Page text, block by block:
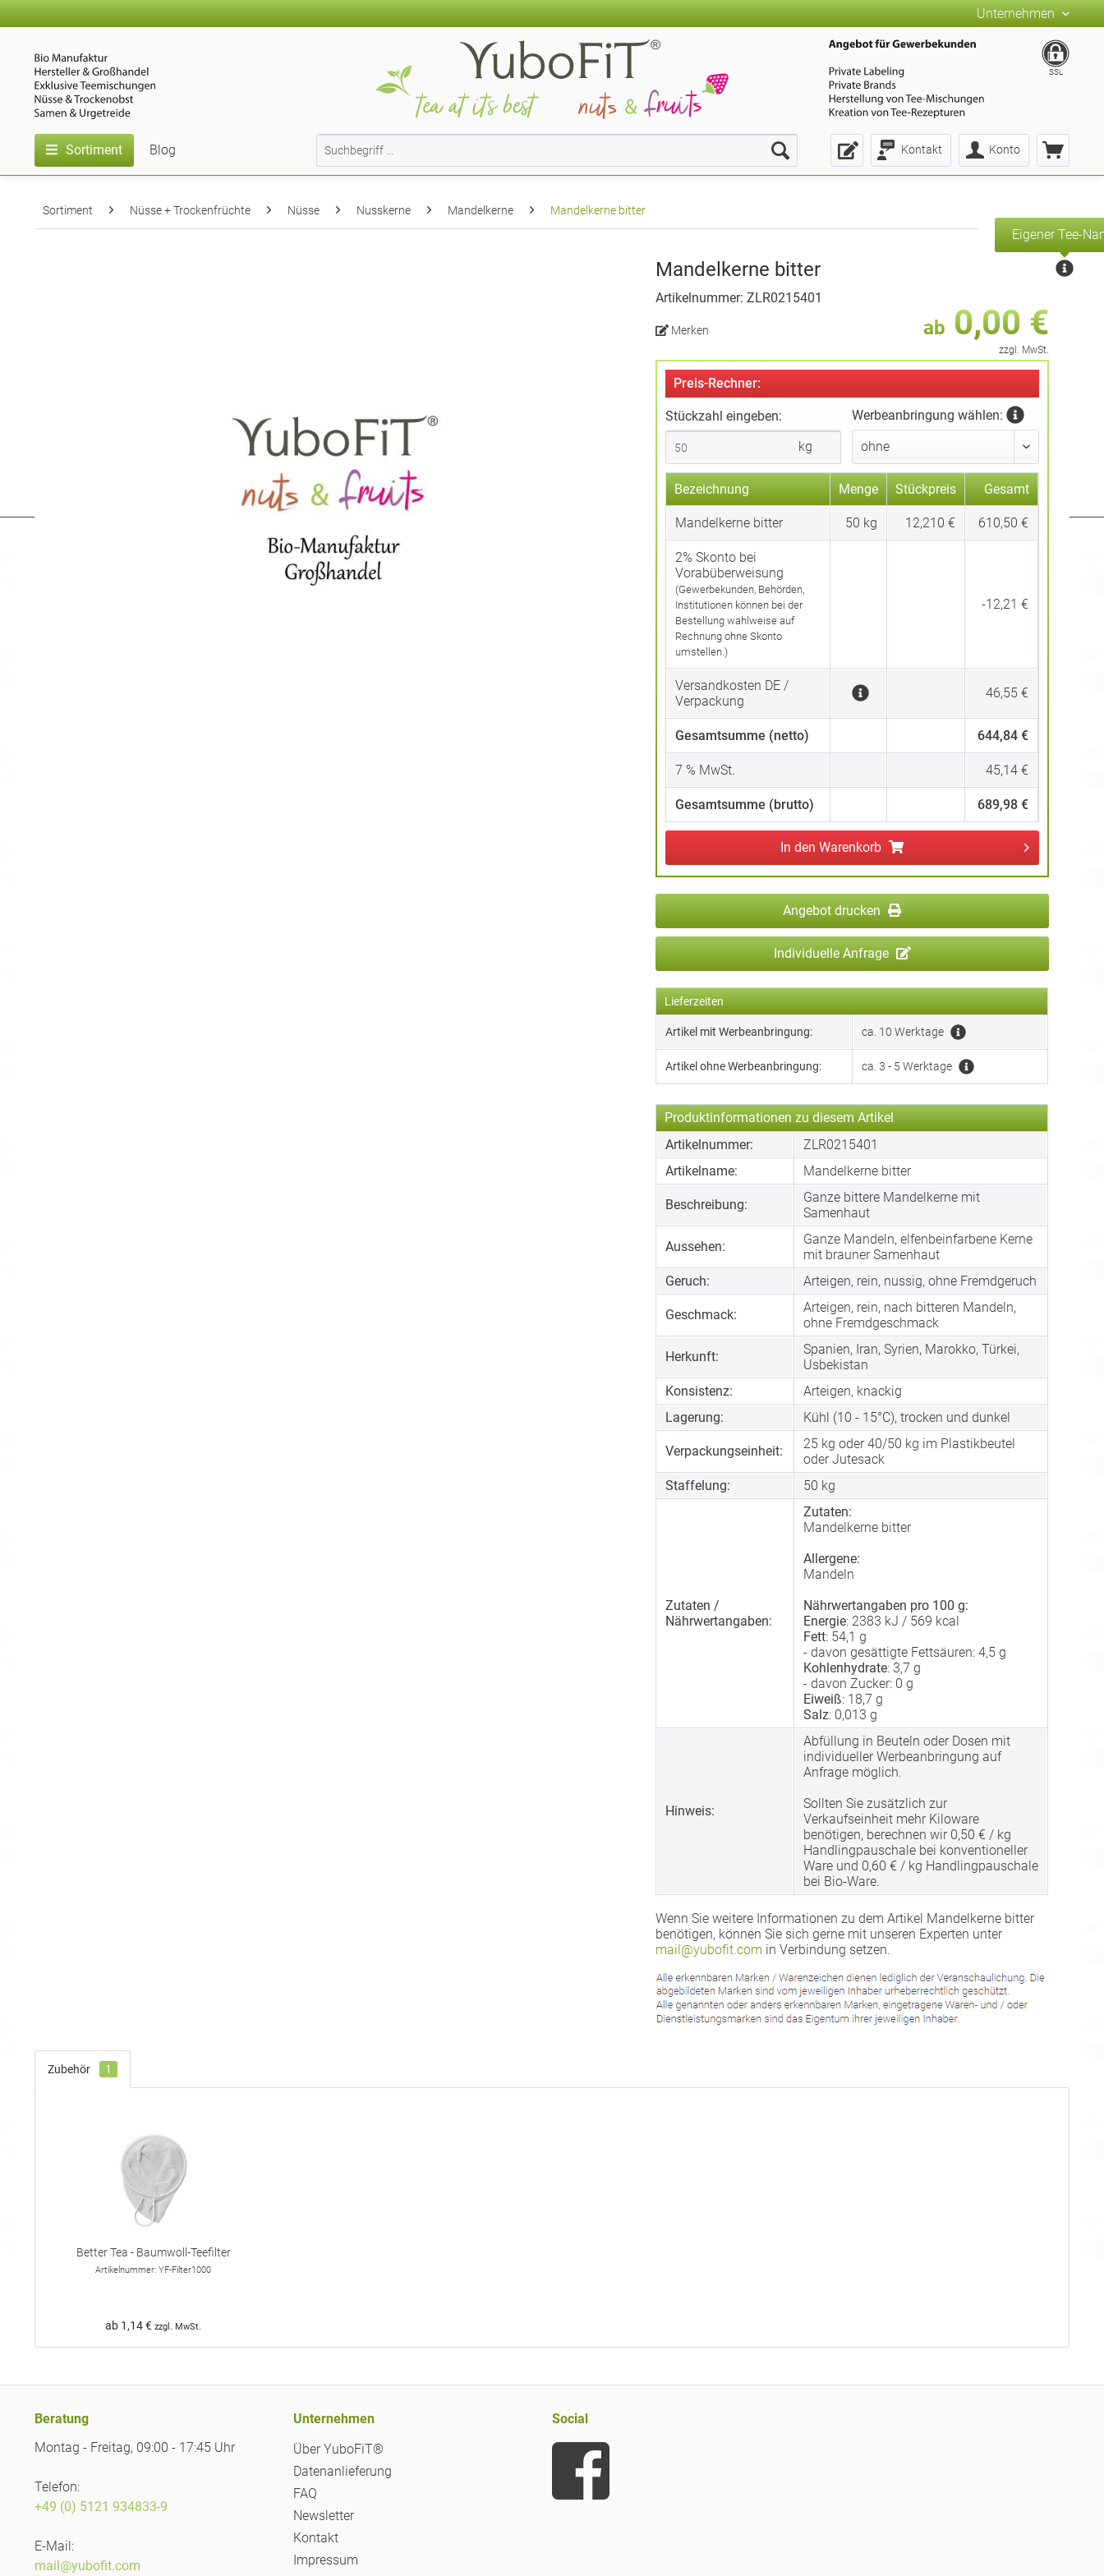
Unternehmen
Kontakt Konto
SSL
Sortiment Blog
Sortiment Nüsse + Trockenfrüchte Nüsse Nusskerne Mandelkerne Mandelkerne bitter
Mandelkerne bitter
Eigener Tee-
Artikelnummer: ZLR0215401
ab 0,00 €
zzgl. MwSt.
Merken
Preis-Rechner:
Stückzahl eingeben:
kg
Werbeanbringung wählen:
Bezeichnung Menge Stückpreis Gesamt
Mandelkerne bitter 50 kg 12,210 € 610,50 €
2% Skonto bei
Vorabüberweisung
(Gewerbekunden, Behörden,
Institutionen können bei der
Bestellung wahlweise auf
Rechnung ohne Skonto
umstellen.)
-12,21 €
Versandkosten DE /
Verpackung
46,55 €
Gesamtsumme (netto) 644,84 €
7 % MwSt. 45,14 €
Gesamtsumme (brutto) 689,98 €
In den Warenkorb
Angebot drucken
Individuelle Anfrage
Lieferzeiten
Artikel mit Werbeanbringung: ca. 10 Werktage
Artikel ohne Werbeanbringung: ca. 3 - 5 Werktage
Produktinformationen zu diesem Artikel
Artikelnummer:
ZLR0215401
Artikelname:
Mandelkerne bitter
Beschreibung:
Ganze bittere Mandelkerne mit
Samenhaut
Aussehen:
Ganze Mandeln, elfenbeinfarbene Kerne
mit brauner Samenhaut
Geruch:
Arteigen, rein, nussig, ohne Fremdgeruch
Geschmack:
Arteigen, rein, nach bitteren Mandeln,
ohne Fremdgeschmack
Herkunft:
Spanien, Iran, Syrien, Marokko, Türkei,
Usbekistan
Konsistenz:
Arteigen, knackig
Lagerung:
Kühl (10 - 15°C), trocken und dunkel
Verpackungseinheit:
25 kg oder 40/50 kg im Plastikbeutel
oder Jutesack
Staffelung:
50 kg
Zutaten /
Nährwertangaben:
Zutaten:
Mandelkerne bitter
Allergene:
Mandeln
Nährwertangaben pro 100 g:
Energie: 2383 kJ / 569 kcal
Fett: 54,1 g
- davon gesättigte Fettsäuren: 4,5 g
Kohlenhydrate: 3,7 g
- davon Zucker: 0 g
Eiweiß: 18,7 g
Salz: 0,013 g
Hinweis:
Abfüllung in Beuteln oder Dosen mit
individueller Werbeanbringung auf
Anfrage möglich.
Sollten Sie zusätzlich zur
Verkaufseinheit mehr Kiloware
benötigen, berechnen wir 0,50 € / kg
Handlingpauschale bei konventioneller
Ware und 0,60 € / kg Handlingpauschale
bei Bio-Ware.
Wenn Sie weitere Informationen zu dem Artikel Mandelkerne bitter
benötigen, können Sie sich gerne mit unseren Experten unter
mail@yubofit.com in Verbindung setzen.
Zubehör 1
Better Tea - Baumwoll-Teefilter
Artikelnummer: YF-Filter1000
ab 1,14 €zzgl. MwSt.
Beratung
Montag - Freitag, 09:00 - 17:45 Uhr
Telefon:
+49 (0) 5121 934833-9
E-Mail:
mail@yubofit.com
Unternehmen
Über YuboFiT®
Datenanlieferung
FAQ
Newsletter
Kontakt
Impressum
Social